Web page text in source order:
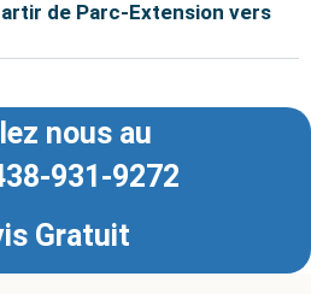
de Parc-Extension vers
nous au
931-9272
Gratuit